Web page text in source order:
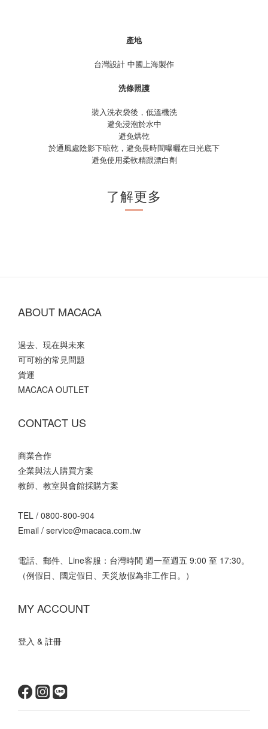
產地
台灣設計 中國上海製作
洗條照護
裝入洗衣袋後，低溫機洗
避免浸泡於水中
避免烘乾
於通風處陰影下晾乾，避免長時間曝曬在日光底下
避免使用柔軟精跟漂白劑
了解更多
ABOUT MACACA
過去、現在與未來
可可粉的常見問題
貨運
MACACA OUTLET
CONTACT US
商業合作
企業與法人購買方案
教師、教室與會館採購方案
TEL / 0800-800-904
Email / service@macaca.com.tw
電話、郵件、Line客服：台灣時間 週一至週五 9:00 至 17:30。
（例假日、國定假日、天災放假為非工作日。）
MY ACCOUNT
登入 & 註冊